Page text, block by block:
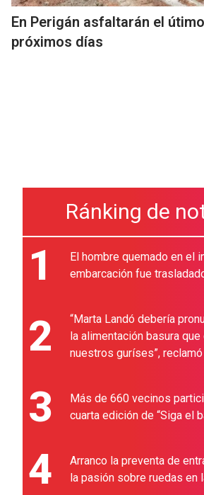
En Perigán asfaltarán el
próximos días
Ránking de
1
El hombre quemado en el
embarcación fue
2
“Marta Landó debería
la alimentación basura que
nuestros guríses”,
3
Más de 660 vecinos
cuarta edición de “Siga el
4
Arranco la preventa de
la pasión sobre ruedas en